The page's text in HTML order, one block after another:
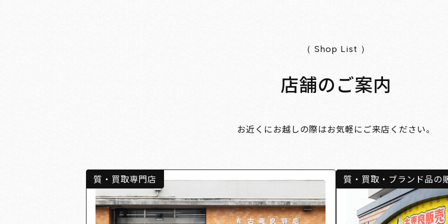
（ Shop List ）
店舗のご案内
お近くにお越しの際はお気軽にご来店ください。
質・買取専門店 質・買取・ブランド品の